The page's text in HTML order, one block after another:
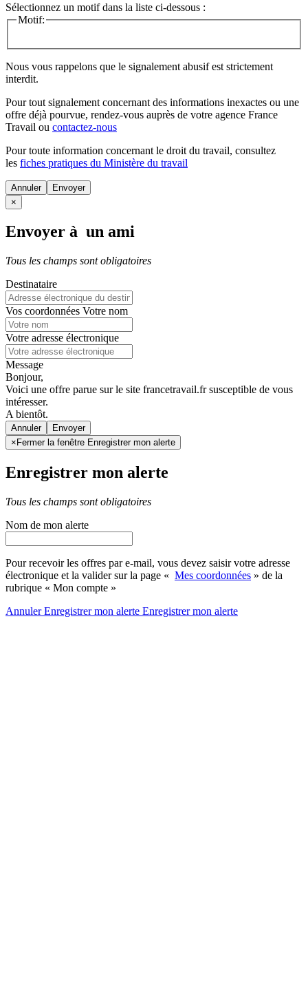
Sélectionnez un motif dans la liste ci-dessous :
Motif:
Nous vous rappelons que le signalement abusif est strictement
interdit.
Pour tout signalement concernant des informations inexactes ou une
offre déjà pourvue, rendez-vous auprès de votre agence France
Travail ou contactez-nous
Pour toute information concernant le droit du travail, consultez
les fiches pratiques du Ministère du travail
Annuler
×
Envoyer à un ami
Tous les champs sont obligatoires
Destinataire
Vos coordonnées Votre nom
Votre adresse électronique
Message
Bonjour,
Voici une offre parue sur le site francetravail.fr susceptible de vous
intéresser.
A bientôt.
Annuler
× Fermer la fenêtre Enregistrer mon alerte
Enregistrer mon alerte
Tous les champs sont obligatoires
Nom de mon alerte
Pour recevoir les offres par e-mail, vous devez saisir votre adresse
électronique et la valider sur la page « Mes coordonnées » de la
rubrique « Mon compte »
AnnulerEnregistrer mon alerte Enregistrermon alerte